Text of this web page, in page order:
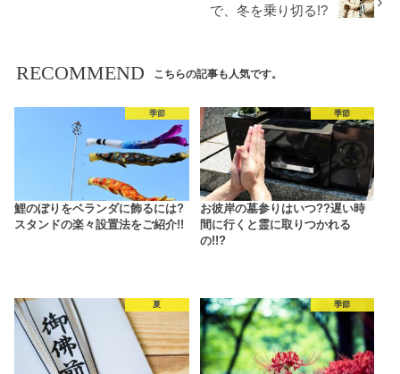
で、冬を乗り切る!?
RECOMMEND こちらの記事も人気です。
季節
鯉のぼりをベランダに飾るには?
スタンドの楽々設置法をご紹介!!
季節
お彼岸の墓参りはいつ??遅い時
間に行くと霊に取りつかれる
の!!?
夏 季節